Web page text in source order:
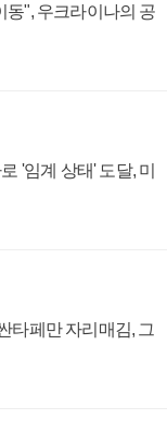
동", 우크라이나의 공
'임계 상태' 도달, 미
타페만 자리매김, 그